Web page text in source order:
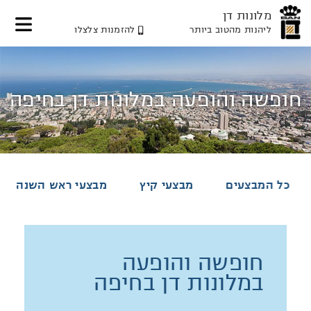
עליון
תחתון
מלונות דן
ליהנות מהטוב ביותר להזמנות צלצלו
חופשה והופעה במלונות דן בחיפה
כל המבצעים מבצעי קיץ מבצעי ראש השנה
חופשה והופעה
במלונות דן בחיפה